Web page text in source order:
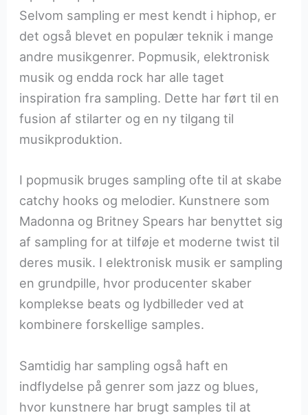
Selvom sampling er mest kendt i hiphop, er
det også blevet en populær teknik i mange
andre musikgenrer. Popmusik, elektronisk
musik og endda rock har alle taget
inspiration fra sampling. Dette har ført til en
fusion af stilarter og en ny tilgang til
musikproduktion.
I popmusik bruges sampling ofte til at skabe
catchy hooks og melodier. Kunstnere som
Madonna og Britney Spears har benyttet sig
af sampling for at tilføje et moderne twist til
deres musik. I elektronisk musik er sampling
en grundpille, hvor producenter skaber
komplekse beats og lydbilleder ved at
kombinere forskellige samples.
Samtidig har sampling også haft en
indflydelse på genrer som jazz og blues,
hvor kunstnere har brugt samples til at